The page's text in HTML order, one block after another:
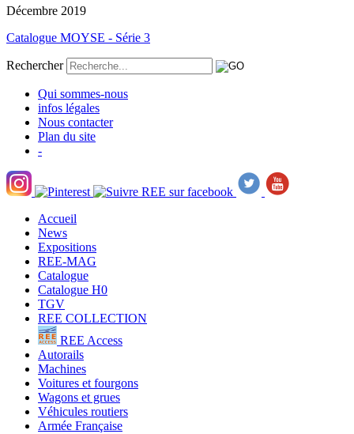
Décembre 2019
Catalogue MOYSE - Série 3
Rechercher
Qui sommes-nous
infos légales
Nous contacter
Plan du site
-
Accueil
News
Expositions
REE-MAG
Catalogue
Catalogue H0
TGV
REE COLLECTION
REE Access
Autorails
Machines
Voitures et fourgons
Wagons et grues
Véhicules routiers
Armée Française